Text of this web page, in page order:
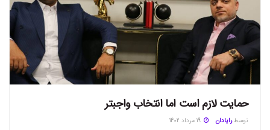
حمایت لازم است اما انتخاب واجبتر
توسط رایادان